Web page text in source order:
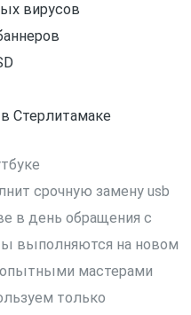
вирусов
Стерлитамаке
срочную замену usb
в день обращения с
выполняются на новом
мастерами
только